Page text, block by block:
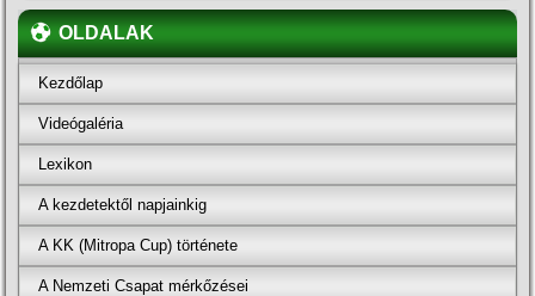
OLDALAK
Kezdőlap
Videógaléria
Lexikon
A kezdetektől napjainkig
A KK (Mitropa Cup) története
A Nemzeti Csapat mérkőzései